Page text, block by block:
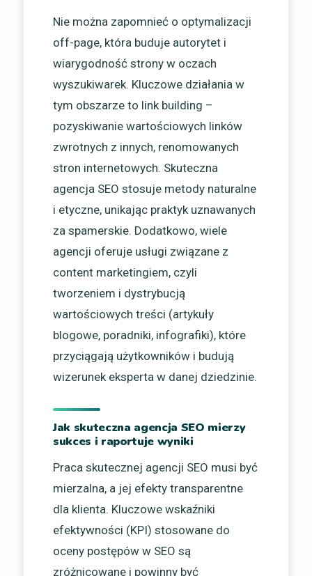
Nie można zapomnieć o optymalizacji
off-page, która buduje autorytet i
wiarygodność strony w oczach
wyszukiwarek. Kluczowe działania w
tym obszarze to link building –
pozyskiwanie wartościowych linków
zwrotnych z innych, renomowanych
stron internetowych. Skuteczna
agencja SEO stosuje metody naturalne
i etyczne, unikając praktyk uznawanych
za spamerskie. Dodatkowo, wiele
agencji oferuje usługi związane z
content marketingiem, czyli
tworzeniem i dystrybucją
wartościowych treści (artykuły
blogowe, poradniki, infografiki), które
przyciągają użytkowników i budują
wizerunek eksperta w danej dziedzinie.
Jak skuteczna agencja SEO mierzy
sukces i raportuje wyniki
Praca skutecznej agencji SEO musi być
mierzalna, a jej efekty transparentne
dla klienta. Kluczowe wskaźniki
efektywności (KPI) stosowane do
oceny postępów w SEO są
zróżnicowane i powinny być